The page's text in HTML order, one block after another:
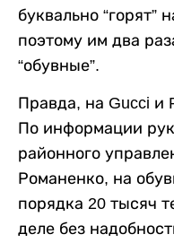
буквально “горят”
поэтому им два
“обувные”.
Правда, на Gucci и
По информации
районного
Романенко, на
порядка 20 тысяч
деле без